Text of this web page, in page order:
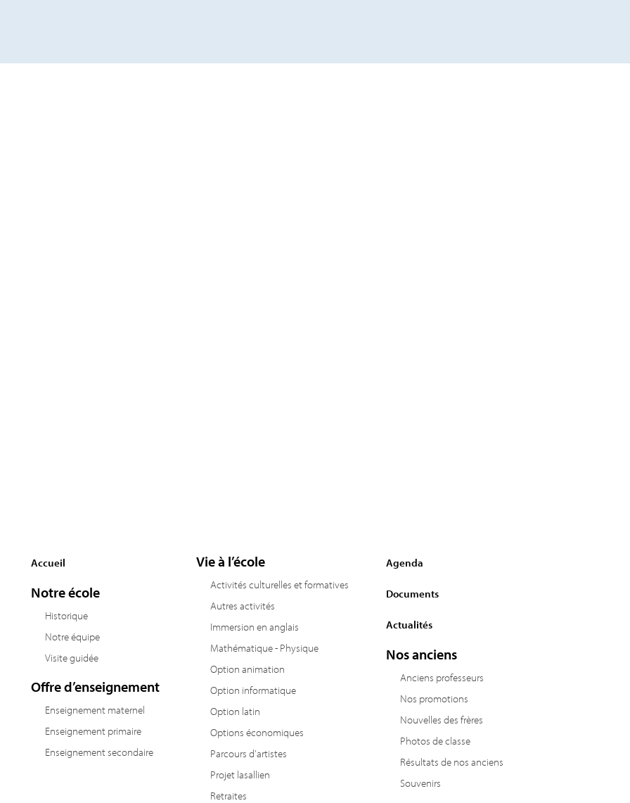
Accueil
Notre école
Historique
Notre équipe
Visite guidée
Offre d’enseignement
Enseignement maternel
Enseignement primaire
Enseignement secondaire
Vie à l’école
Activités culturelles et formatives
Autres activités
Immersion en anglais
Mathématique - Physique
Option animation
Option informatique
Option latin
Options économiques
Parcours d’artistes
Projet lasallien
Retraites
Agenda
Documents
Actualités
Nos anciens
Anciens professeurs
Nos promotions
Nouvelles des frères
Photos de classe
Résultats de nos anciens
Souvenirs